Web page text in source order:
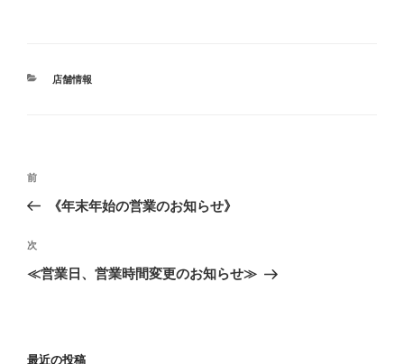
カ
店舗情報
投
ビ
ゲ
過
去
投
稿
前
《年末年始の営業のお知らせ》
次
の
次
≪営業日、営業時間変更のお知らせ≫
最近の投稿